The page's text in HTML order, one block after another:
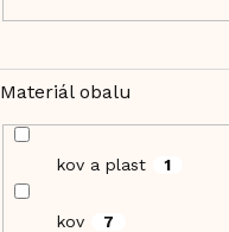
Materiál obalu
kov a plast 1
kov 7